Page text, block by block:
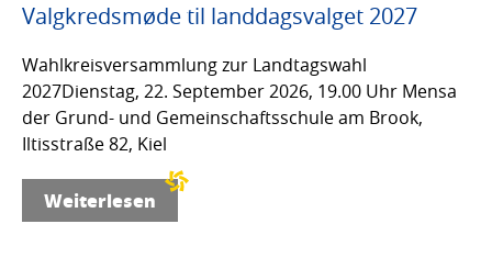
Valgkredsmøde til landdagsvalget 2027
Wahlkreisversammlung zur Landtagswahl
2027Dienstag, 22. September 2026, 19.00 Uhr Mensa
der Grund- und Gemeinschaftsschule am Brook,
Iltisstraße 82, Kiel
Weiterlesen